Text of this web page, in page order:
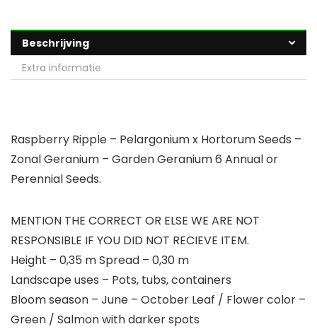
Beschrijving
Extra informatie
Raspberry Ripple – Pelargonium x Hortorum Seeds –
Zonal Geranium – Garden Geranium 6 Annual or
Perennial Seeds.
MENTION THE CORRECT OR ELSE WE ARE NOT
RESPONSIBLE IF YOU DID NOT RECIEVE ITEM.
Height – 0,35 m Spread – 0,30 m
Landscape uses – Pots, tubs, containers
Bloom season – June – October Leaf / Flower color –
Green / Salmon with darker spots